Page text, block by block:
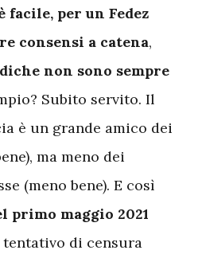
per un Fedez
consensi a catena,
non sono sempre
Subito servito. Il
è un grande amico dei
ma meno dei
(meno bene). E così
primo maggio 2021
di censura